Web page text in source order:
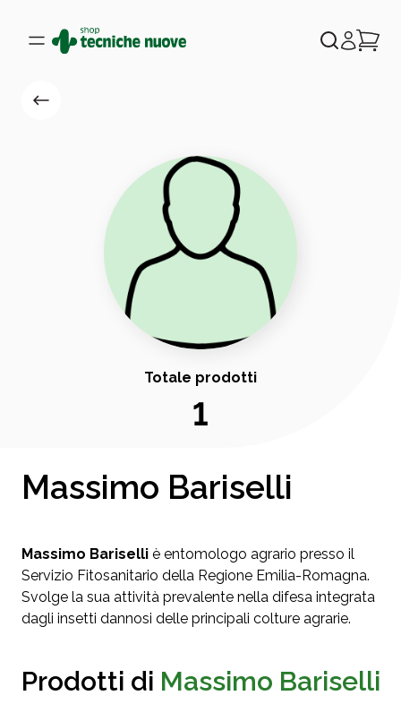
Totale prodotti
1
Massimo Bariselli
Massimo Bariselli è entomologo agrario presso il
Servizio Fitosanitario della Regione Emilia-Romagna.
Svolge la sua attività prevalente nella difesa integrata
dagli insetti dannosi delle principali colture agrarie.
Prodotti di Massimo Bariselli